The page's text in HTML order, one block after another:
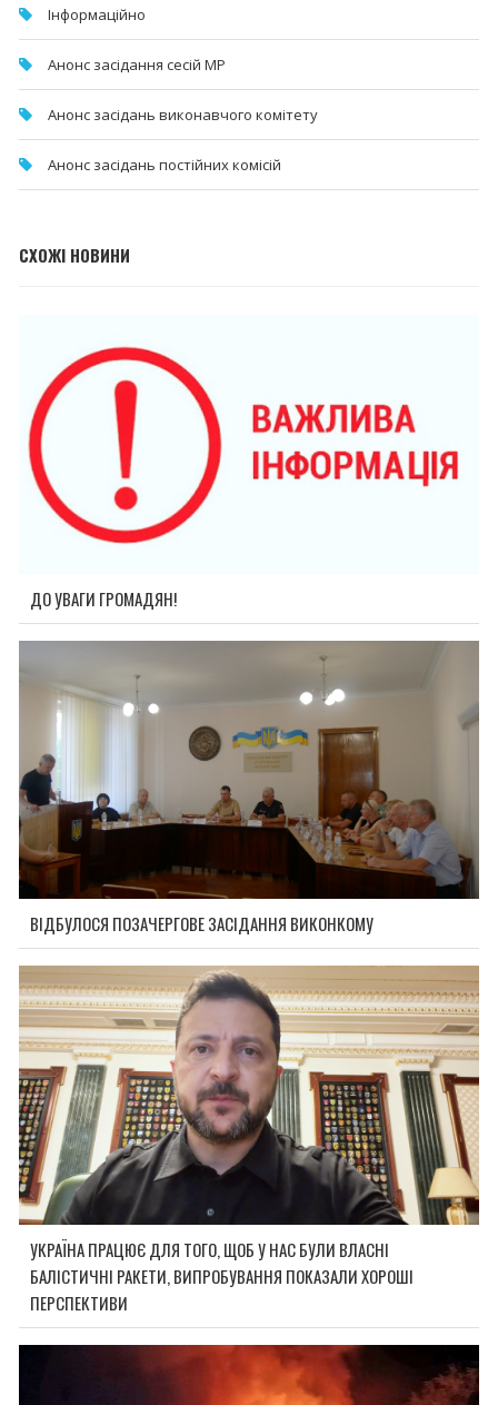
Інформаційно
Анонс засідання сесій МР
Анонс засідань виконавчого комітету
Анонс засідань постійних комісій
СХОЖІ НОВИНИ
ДО УВАГИ ГРОМАДЯН!
ВІДБУЛОСЯ ПОЗАЧЕРГОВЕ ЗАСІДАННЯ ВИКОНКОМУ
УКРАЇНА ПРАЦЮЄ ДЛЯ ТОГО, ЩОБ У НАС БУЛИ ВЛАСНІ
БАЛІСТИЧНІ РАКЕТИ, ВИПРОБУВАННЯ ПОКАЗАЛИ ХОРОШІ
ПЕРСПЕКТИВИ